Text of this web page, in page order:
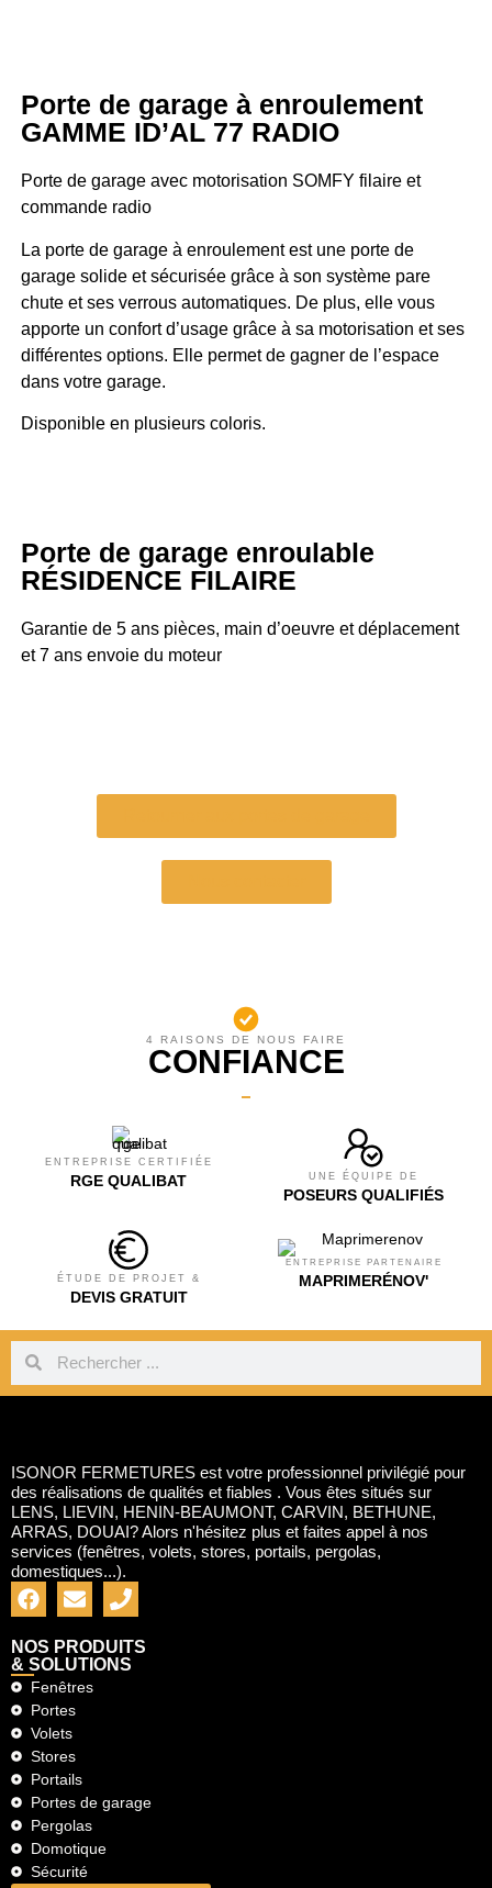
Porte de garage à enroulement
GAMME ID’AL 77 RADIO
Porte de garage avec motorisation SOMFY filaire et
commande radio
La porte de garage à enroulement est une porte de
garage solide et sécurisée grâce à son système pare
chute et ses verrous automatiques. De plus, elle vous
apporte un confort d’usage grâce à sa motorisation et ses
différentes options. Elle permet de gagner de l’espace
dans votre garage.
Disponible en plusieurs coloris.
Porte de garage enroulable
RÉSIDENCE FILAIRE
Garantie de 5 ans pièces, main d’oeuvre et déplacement
et 7 ans envoie du moteur
4 RAISONS DE NOUS FAIRE
CONFIANCE
ENTREPRISE CERTIFIÉE
RGE QUALIBAT UNE ÉQUIPE DE
POSEURS QUALIFIÉS
ÉTUDE DE PROJET &
DEVIS GRATUIT
ENTREPRISE PARTENAIRE
MAPRIMERÉNOV'
ISONOR FERMETURES est votre professionnel privilégié pour
des réalisations de qualités et fiables . Vous êtes situés sur
LENS, LIEVIN, HENIN-BEAUMONT, CARVIN, BETHUNE,
ARRAS, DOUAI? Alors n'hésitez plus et faites appel à nos
services (fenêtres, volets, stores, portails, pergolas,
domestiques...).
NOS PRODUITS
& SOLUTIONS
Fenêtres
Portes
Volets
Stores
Portails
Portes de garage
Pergolas
Domotique
Sécurité